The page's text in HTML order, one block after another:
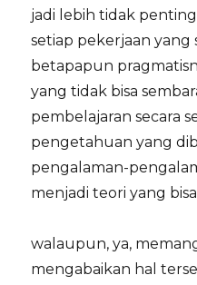
jadi lebih tidak
setiap pekerjaan yang
betapapun
yang tidak bisa
pembelajaran secara
pengetahuan yang
pengalaman-
menjadi teori yang
walaupun, ya,
mengabaikan hal